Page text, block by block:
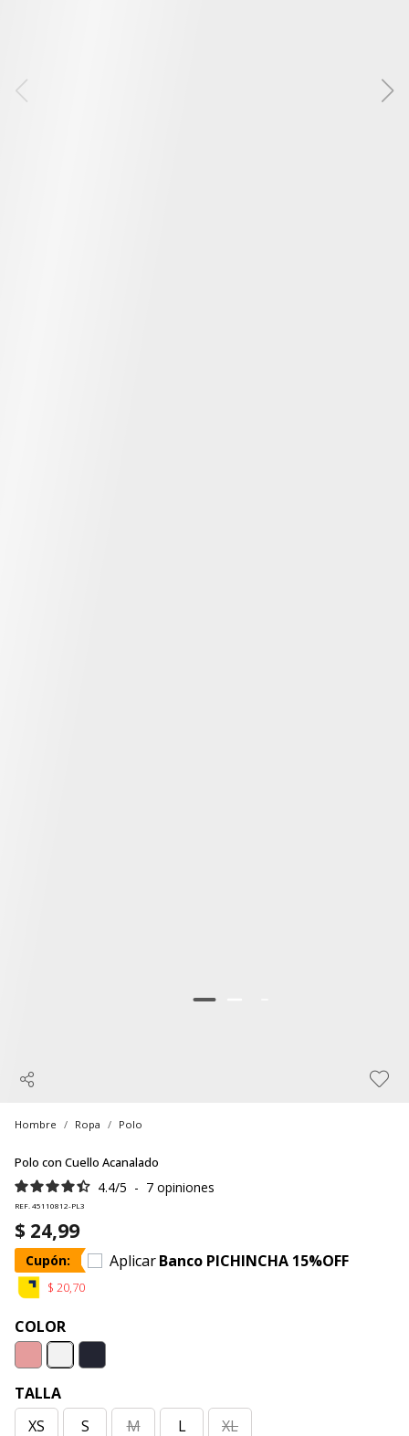
Hombre Ropa Polo
Polo con Cuello Acanalado
4.4/5 - 7 opiniones
REF. 45110812-PL3
$ 24,99
Cupón: AplicarBanco PICHINCHA 15%OFF
$ 20,70
COLOR
TALLA
XS
S M L XL